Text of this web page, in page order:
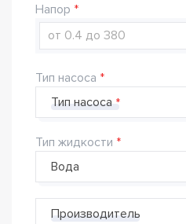
Напор
Тип насоса
Тип насоса
Тип жидкости
Производитель